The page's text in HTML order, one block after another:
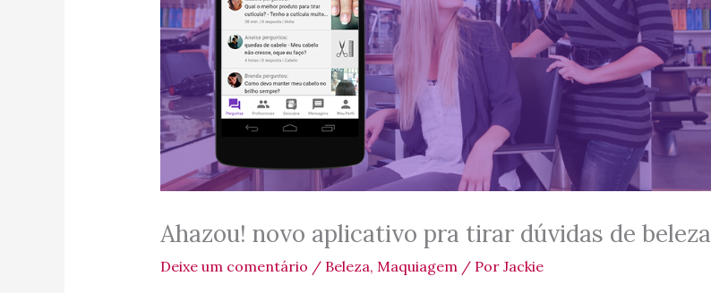
Ahazou! novo aplicativo pra tirar dúvidas de beleza
Deixe um comentário / Beleza, Maquiagem / Por Jackie